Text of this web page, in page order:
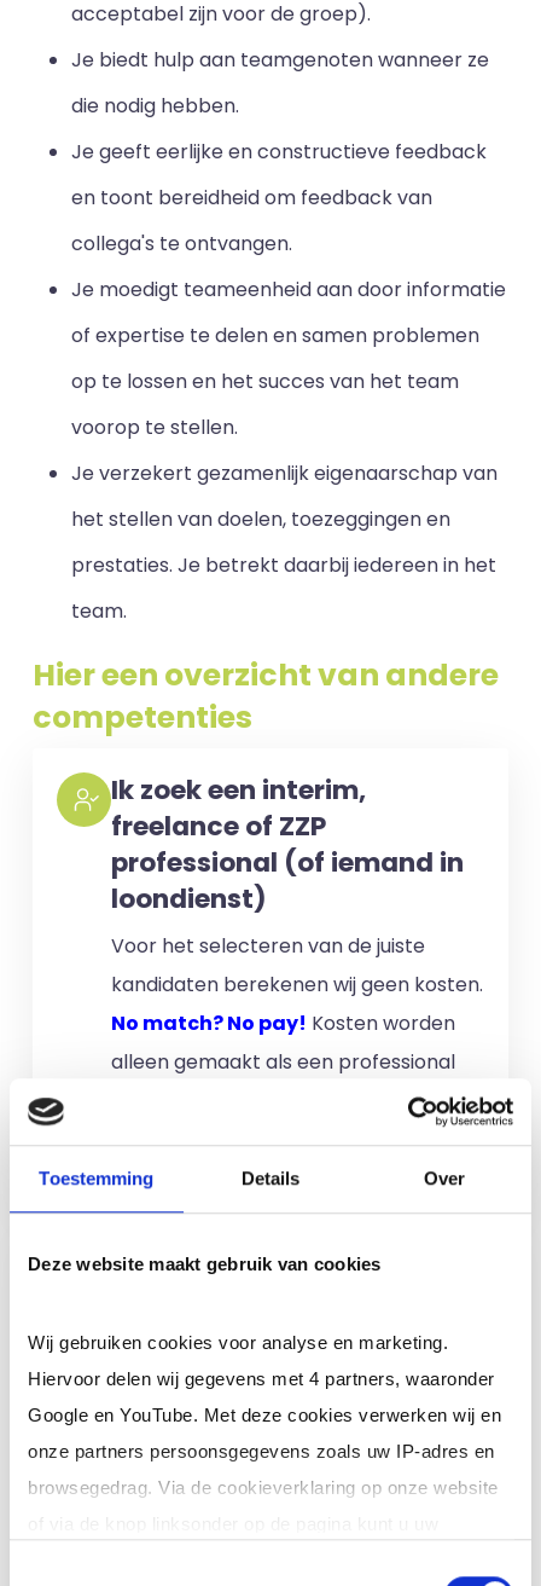
Toestemming Details Over
Deze website maakt gebruik van cookies
Wij gebruiken cookies voor analyse en marketing.
Hiervoor delen wij gegevens met 4 partners, waaronder
Google en YouTube. Met deze cookies verwerken wij en
onze partners persoonsgegevens zoals uw IP-adres en
browsegedrag. Via de cookieverklaring op onze website
acceptabel zijn voor de groep).
Je biedt hulp aan teamgenoten wanneer ze
die nodig hebben.
Je geeft eerlijke en constructieve feedback
en toont bereidheid om feedback van
collega's te ontvangen.
Je moedigt teameenheid aan door informatie
of expertise te delen en samen problemen
op te lossen en het succes van het team
voorop te stellen.
Je verzekert gezamenlijk eigenaarschap van
het stellen van doelen, toezeggingen en
prestaties. Je betrekt daarbij iedereen in het
team.
Hier een overzicht van andere
competenties
Ik zoek een interim,
freelance of ZZP
professional (of iemand in
loondienst)
Voor het selecteren van de juiste
kandidaten berekenen wij geen kosten.
No match? No pay! Kosten worden
alleen gemaakt als een professional
Ik ben een interim,
professional (of ik wil in
loondienst)
Je schrijft je in door jouw cv te
uploaden. Je krijgt binnen 24 uur een
reactie op jouw cv (op werkdagen). Er
zijngeen kostenverbonden aan
inschrijving en je zit nergens aan vast.